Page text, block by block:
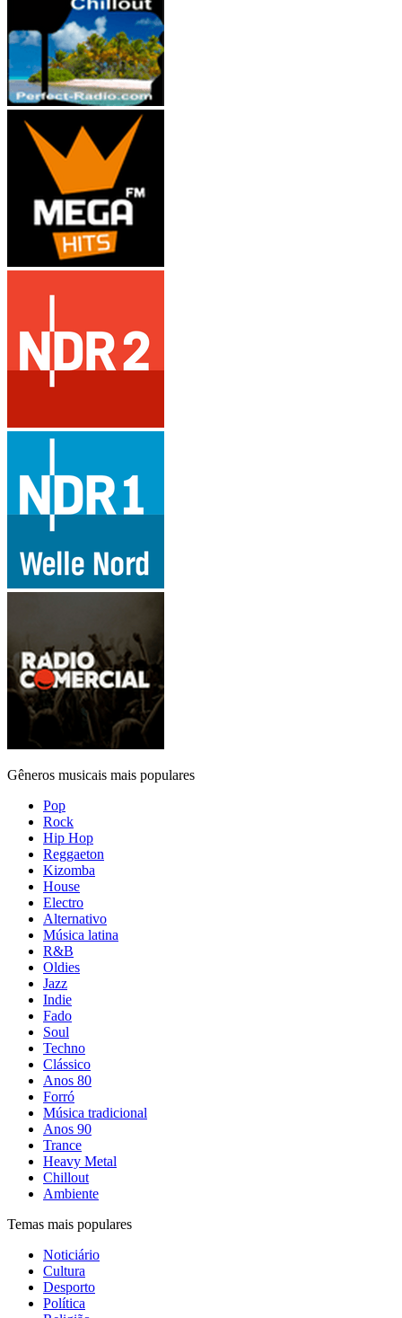
Gêneros musicais mais populares
Pop
Rock
Hip Hop
Reggaeton
Kizomba
House
Electro
Alternativo
Música latina
R&B
Oldies
Jazz
Indie
Fado
Soul
Techno
Clássico
Anos 80
Forró
Música tradicional
Anos 90
Trance
Heavy Metal
Chillout
Ambiente
Temas mais populares
Noticiário
Cultura
Desporto
Política